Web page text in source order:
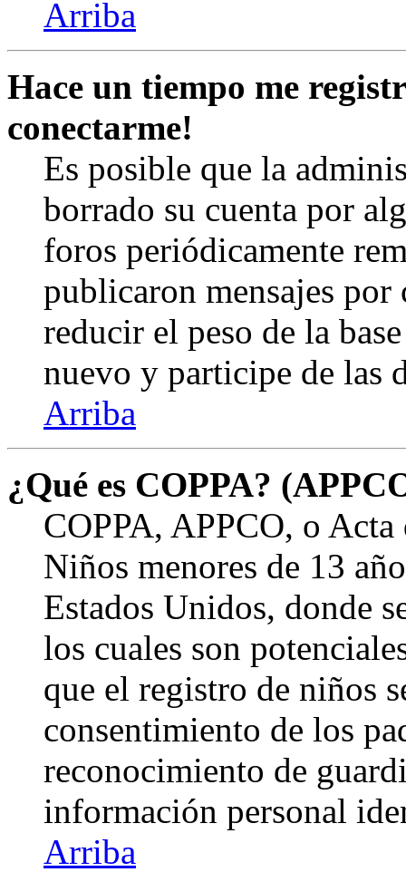
Arriba
Hace un tiempo me
conectarme!
Es posible que la
borrado su cuenta por
foros periódicamente
publicaron mensajes
reducir el peso de la
nuevo y participe de las
Arriba
¿Qué es COPPA?
COPPA, APPCO, o
Niños menores de 13
Estados Unidos, donde
los cuales son
que el registro de niños
consentimiento de los
reconocimiento de
información personal
Arriba